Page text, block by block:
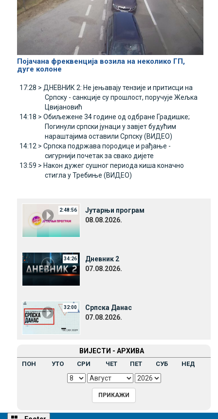
Појачана фреквенција возила на неколико ГП,
дуге колоне
17:28 > ДНЕВНИК 2: Не јењавају тензије и притисци на
Српску - санкције су прошлост, поручује Жељка
Цвијановић
14:18 > Обиљежене 34 године од одбране Градишке;
Погинули српски јунаци у завјет будућим
нараштајима оставили Српску (ВИДЕО)
14:12 > Српска подржава породице и рађање -
сигурнији почетак за свако дијете
13:59 > Након дужег сушног периода киша коначно
стигла у Требиње (ВИДЕО)
2:48:56
Јутарњи програм
08.08.2026.
34:26
Дневник 2
07.08.2026.
32:00
Српска Данас
07.08.2026.
ВИЈЕСТИ - АРХИВА
ПОН УТО СРИ ЧЕТ ПЕТ СУБ НЕД